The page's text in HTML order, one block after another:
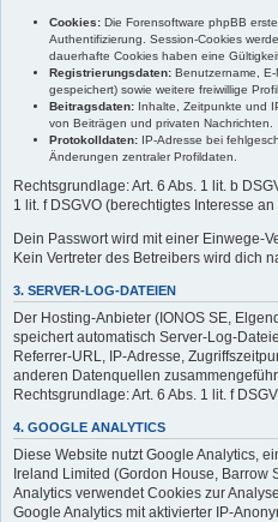
Cookies: Die Forensoftware phpBB
Authentifizierung. Session-Cookies
dauerhafte Cookies haben eine
Registrierungsdaten: Benutzername, E-
gespeichert) sowie weitere freiwillige
Beitragsdaten: Inhalte, Zeitpunkte und
von Beiträgen und privaten Nachrichten.
Protokolldaten: IP-Adresse bei
Änderungen zentraler Profildaten.
Rechtsgrundlage: Art. 6 Abs. 1 lit. b
1 lit. f DSGVO (berechtigtes Interesse
Dein Passwort wird mit einer Einwege-
Kein Vertreter des Betreibers wird dich
3. SERVER-LOG-DATEIEN
Der Hosting-Anbieter (IONOS SE,
speichert automatisch Server-Log-
Referrer-URL, IP-Adresse,
anderen Datenquellen
Rechtsgrundlage: Art. 6 Abs. 1 lit. f
4. GOOGLE ANALYTICS
Diese Website nutzt Google Analytics,
Ireland Limited (Gordon House, Barrow
Analytics verwendet Cookies zur
Google Analytics mit aktivierter IP-